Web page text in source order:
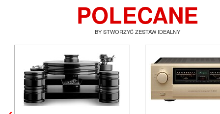
POLECANE
BY STWORZYĆ ZESTAW IDEALNY